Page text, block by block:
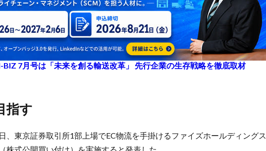
BIZ 7月号は「未来を創る輸送改革」 先行企業の生存戦略を徹底取材
指す
、東京証券取引所1部上場でEC物流を手掛けるファイズホールディングス